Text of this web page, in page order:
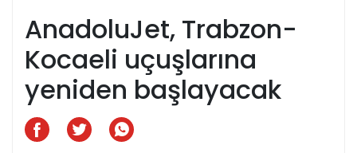
AnadoluJet, Trabzon-
Kocaeli uçuşlarına
yeniden başlayacak